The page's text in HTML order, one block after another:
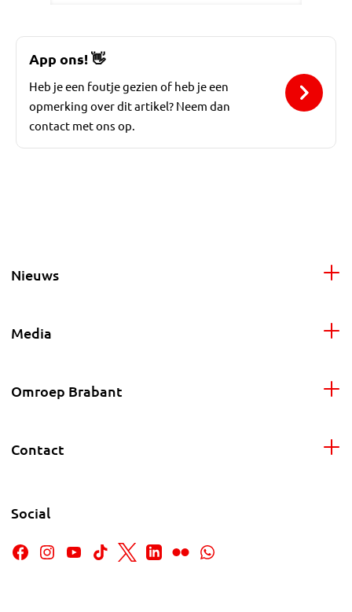
App ons!👋
Heb je een foutje gezien of heb je een
opmerking over dit artikel? Neem dan
contact met ons op.
Nieuws
Media
Omroep Brabant
Contact
Social